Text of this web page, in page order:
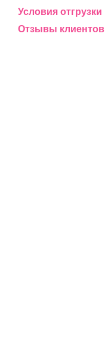
Условия отгрузки
Отзывы клиентов